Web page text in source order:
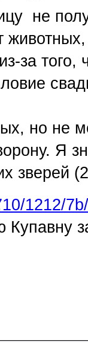
не
за того,
но не
Я
зверей